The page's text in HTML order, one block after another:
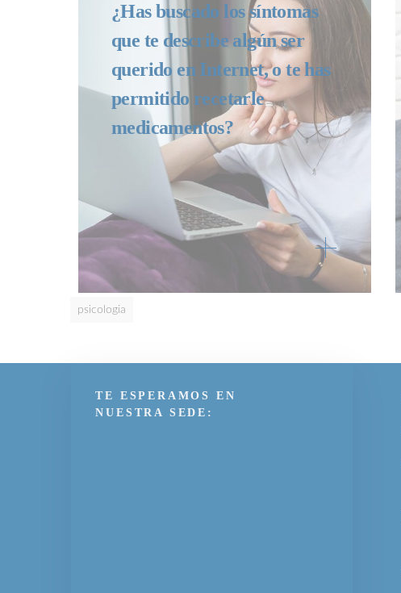
¿Has buscado los síntomas
que te describe algún ser
querido en Internet, o te has
permitido recetarle
medicamentos?
psicologia
TE ESPERAMOS EN
NUESTRA SEDE: